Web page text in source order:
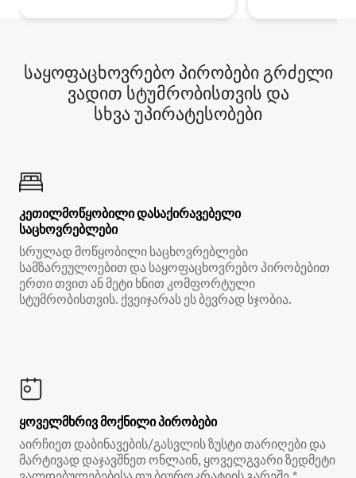
საყოფაცხოვრებო პირობები გრძელი
ვადით სტუმრობისთვის და
სხვა უპირატესობები
კეთილმოწყობილი დასაქირავებელი
საცხოვრებლები
სრულად მოწყობილი საცხოვრებლები
სამზარეულოებით და საყოფაცხოვრებო პირობებით
ერთი თვით ან მეტი ხნით კომფორტული
სტუმრობისთვის. ქვეიჯარას ეს ბევრად სჯობია.
ყოველმხრივ მოქნილი პირობები
აირჩიეთ დაბინავების/გასვლის ზუსტი თარიღები და
მარტივად დაჯავშნეთ ონლაინ, ყოველგვარი ზედმეტი